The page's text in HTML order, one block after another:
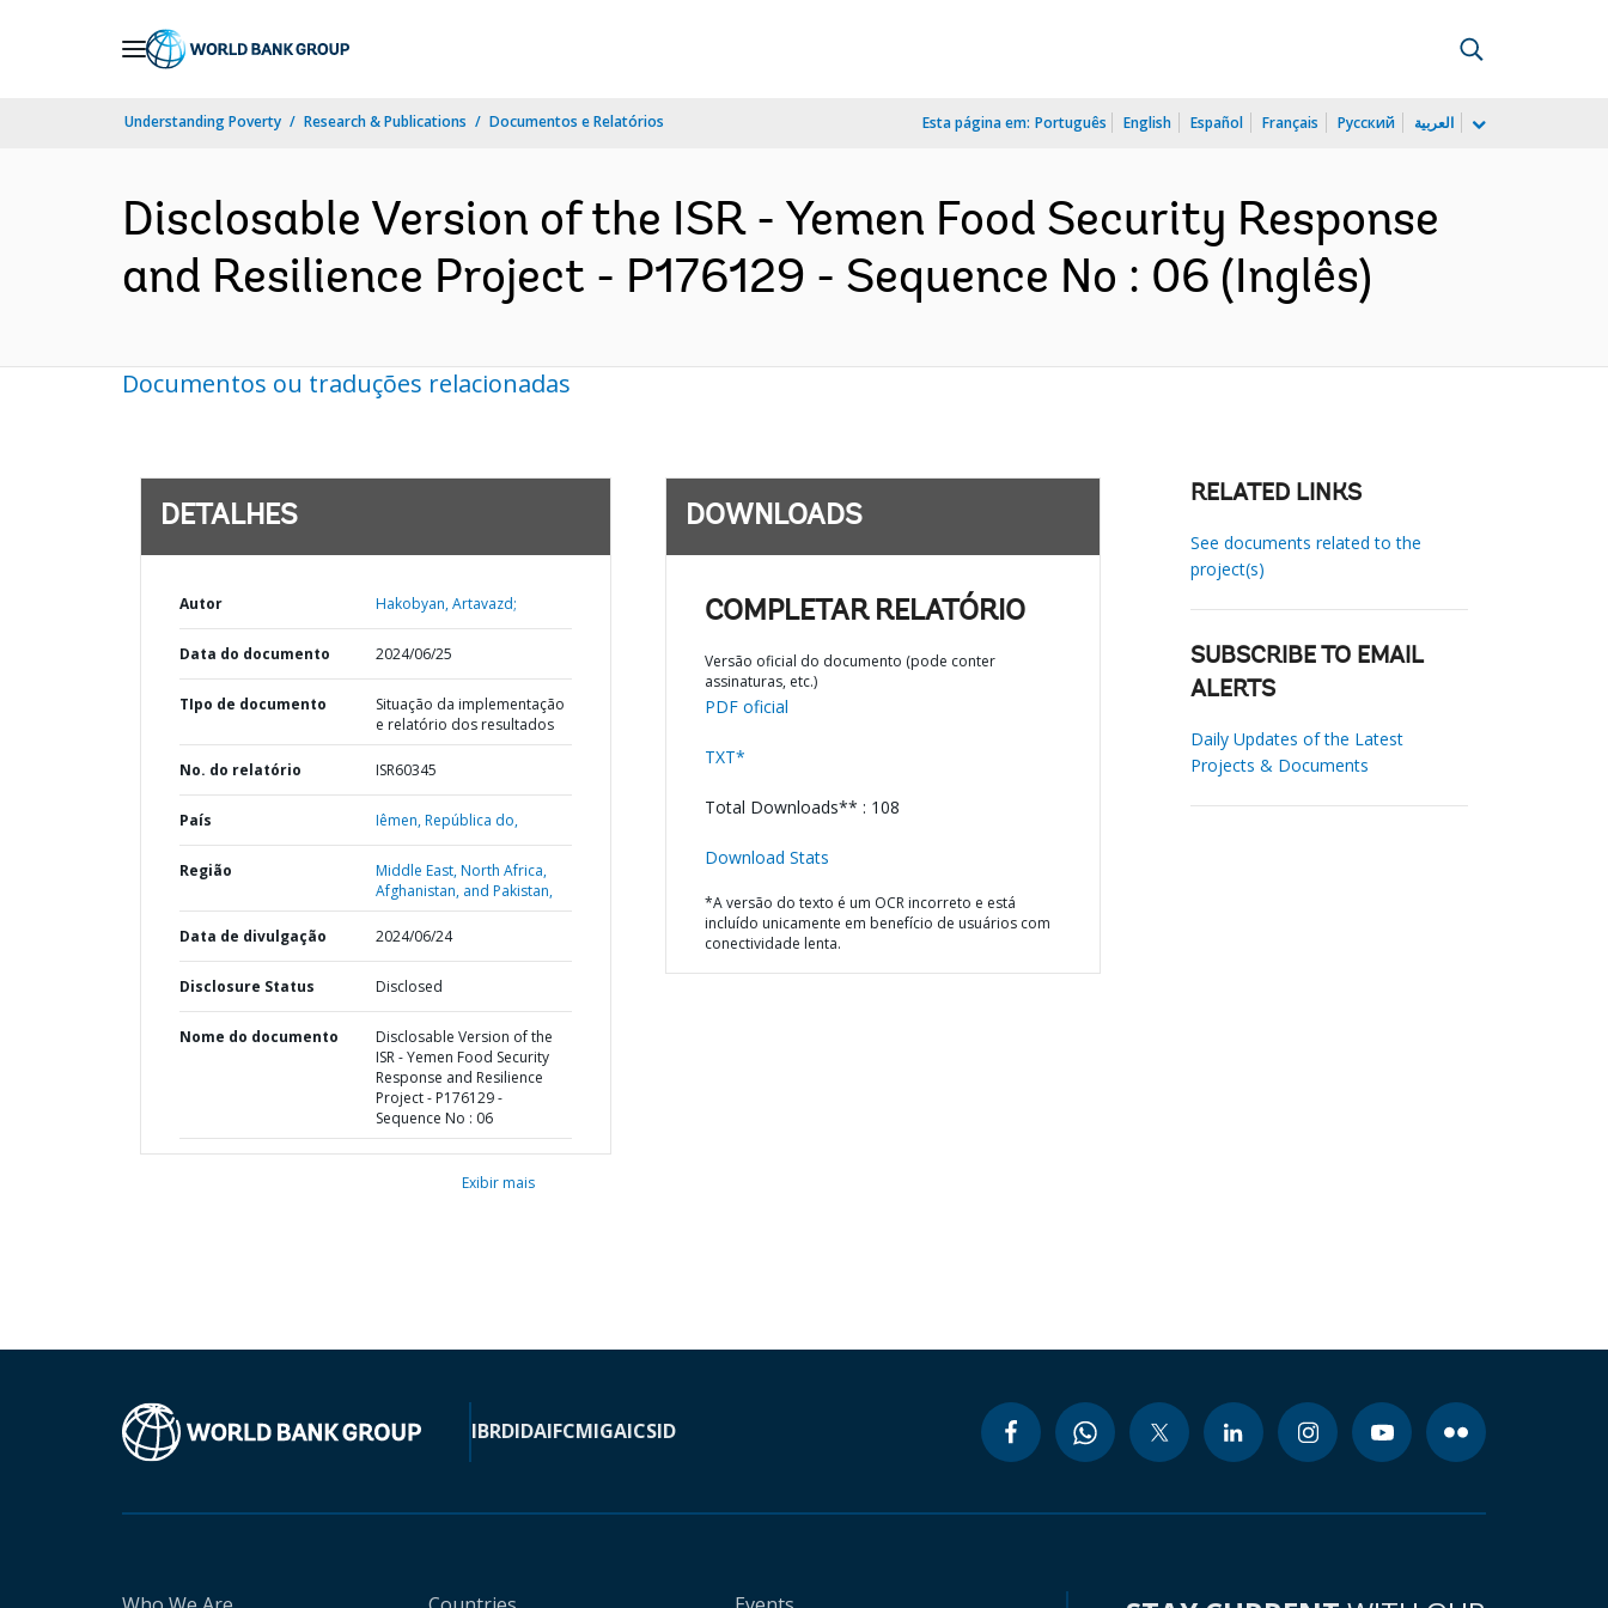
Understanding Poverty Research & Publications Documentos e Relatórios Esta página em: Português English Español Français Русский العربية
Disclosable Version of the ISR - Yemen Food Security Response
and Resilience Project - P176129 - Sequence No : 06 (Inglês)
Documentos ou traduções relacionadas
DETALHES
Autor Hakobyan, Artavazd;
Data do documento 2024/06/25
TIpo de documento
Situação da implementação
e relatório dos resultados
No. do relatório ISR60345
País Iêmen,República do,
Região
Middle East, North Africa,
Afghanistan, and Pakistan,
Data de divulgação 2024/06/24
Disclosure Status Disclosed
Nome do documento
Disclosable Version of the
ISR - Yemen Food Security
Response and Resilience
Project - P176129 -
Sequence No : 06
Exibir mais
DOWNLOADS
COMPLETAR RELATÓRIO
Versão oficial do documento (pode conter
assinaturas, etc.)
PDF oficial
TXT*
Total Downloads** : 108
Download Stats
*A versão do texto é um OCR incorreto e está
incluído unicamente em benefício de usuários com
conectividade lenta.
RELATED LINKS
See documents related to the
project(s)
SUBSCRIBE TO EMAIL
ALERTS
Daily Updates of the Latest
Projects & Documents
IBRDIDAIFCMIGAICSID